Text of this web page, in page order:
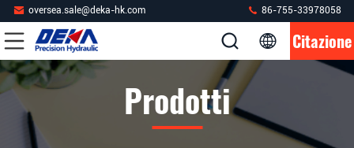
oversea.sale@deka-hk.com 86-755-33978058
Citazione
Prodotti